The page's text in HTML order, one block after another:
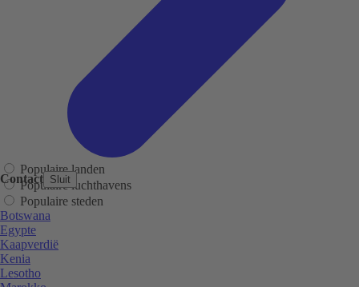
Contact Sluit
Populaire landen
Populaire luchthavens
Populaire steden
Botswana
Egypte
Kaapverdië
Kenia
Lesotho